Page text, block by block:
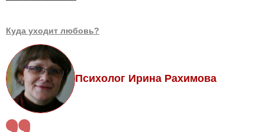
Куда уходит любовь?
Психолог Ирина Рахимова